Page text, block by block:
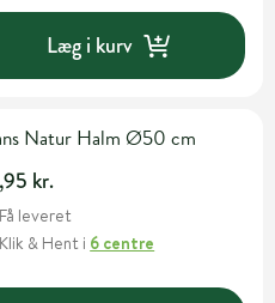
Læg i kurv
Natur Halm Ø50 cm
kr.
Få leveret
Klik & Hent i 6 centre